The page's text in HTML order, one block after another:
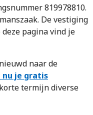
819978810.
De vestiging
pagina vind je
naar de
nu je gratis
termijn diverse